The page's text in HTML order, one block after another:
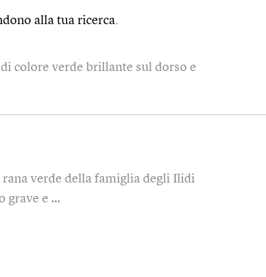
alla tua ricerca.
colore verde brillante sul dorso e
rana verde della famiglia degli Ilidi
grave e …